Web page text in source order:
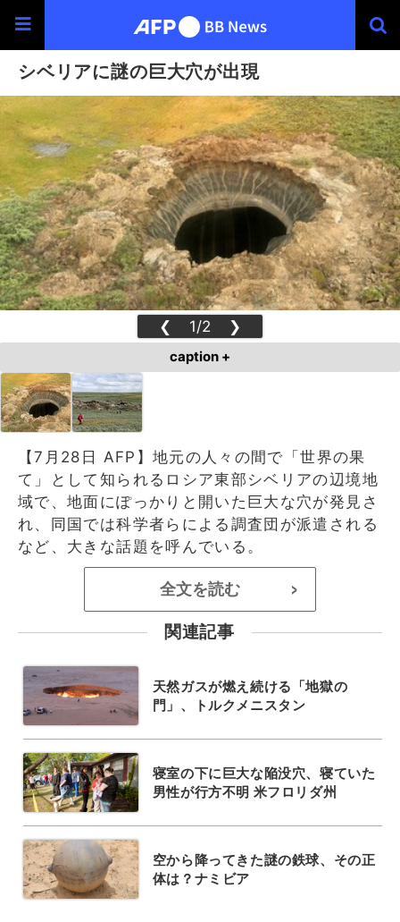
シベリアに謎の巨大穴が出現
❮ 1/2 ❯
caption +
【7月28日 AFP】地元の人々の間で「世界の果
て」として知られるロシア東部シベリアの辺境地
域で、地面にぽっかりと開いた巨大な穴が発見さ
れ、同国では科学者らによる調査団が派遣される
など、大きな話題を呼んでいる。
全文を読む >
関連記事
天然ガスが燃え続ける「地獄の
門」、トルクメニスタン
寝室の下に巨大な陥没穴、寝ていた
男性が行方不明 米フロリダ州
空から降ってきた謎の鉄球、その正
体は？ナミビア